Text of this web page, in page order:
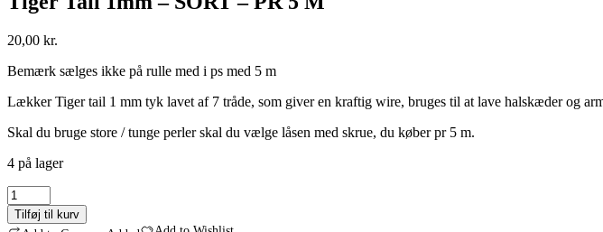
20,00 kr.
Bemærk sælges ikke på rulle med i ps med 5 m
Lækker Tiger tail 1 mm tyk lavet af 7 tråde, som giver en kraftig wire, bruges til at lave halskæder og
Skal du bruge store / tunge perler skal du vælge låsen med skrue, du køber pr 5 m.
4 på lager
Tiger
Tail
1mm
Tilføj til kurv